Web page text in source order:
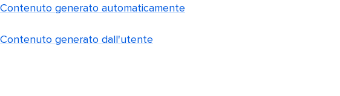
Contenuto generato automaticamente
Contenuto generato dall'utente